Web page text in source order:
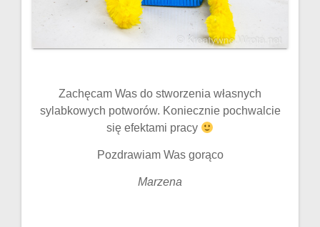
Zachęcam Was do stworzenia własnych
sylabkowych potworów. Koniecznie pochwalcie
się efektami pracy
Pozdrawiam Was gorąco
Marzena